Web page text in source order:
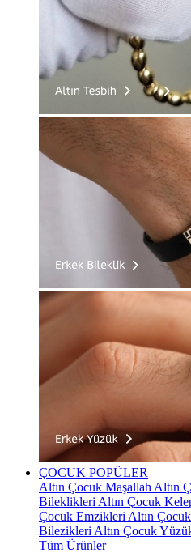
ÇOCUK POPÜLER
Altın Çocuk Maşallah Altın
Bileklikleri Altın Çocuk
Çocuk Emzikleri Altın
Bilezikleri Altın Çocuk
Tüm Ürünler